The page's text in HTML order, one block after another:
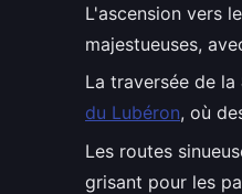
L'ascension vers le
majestueuses,
La traversée de la
du Lubéron, où
Les routes
grisant pour les